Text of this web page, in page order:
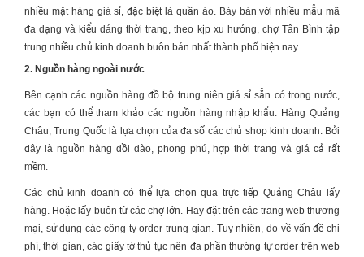
nhiều mặt hàng giá sỉ, đặc biệt là quần áo. Bày bán với nhiều mẫu mã
đa dạng và kiểu dáng thời trang, theo kịp xu hướng, chợ Tân Bình tập
trung nhiều chủ kinh doanh buôn bán nhất thành phố hiện nay.
2. Nguồn hàng ngoài nước
Bên cạnh các nguồn hàngđồ bộ trung niên giá sỉsẵn có trong nước,
các bạn có thể tham khảo các nguồn hàng nhập khẩu. Hàng Quảng
Châu, Trung Quốc là lựa chọn của đa số các chủ shop kinh doanh. Bởi
đây là nguồn hàng dồi dào, phong phú, hợp thời trang và giá cả rất
mềm.
Các chủ kinh doanh có thể lựa chọn qua trực tiếp Quảng Châu lấy
hàng. Hoặc lấy buôn từ các chợ lớn. Hay đặt trên các trang web thương
mại, sử dụng các công ty order trung gian. Tuy nhiên, do về vấn đề chi
phí, thời gian, các giấy tờ thủ tục nên đa phần thường tự order trên web